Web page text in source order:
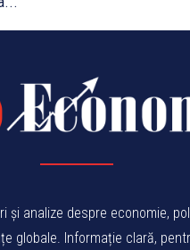
și analize despre economie,
globale. Informație clară,